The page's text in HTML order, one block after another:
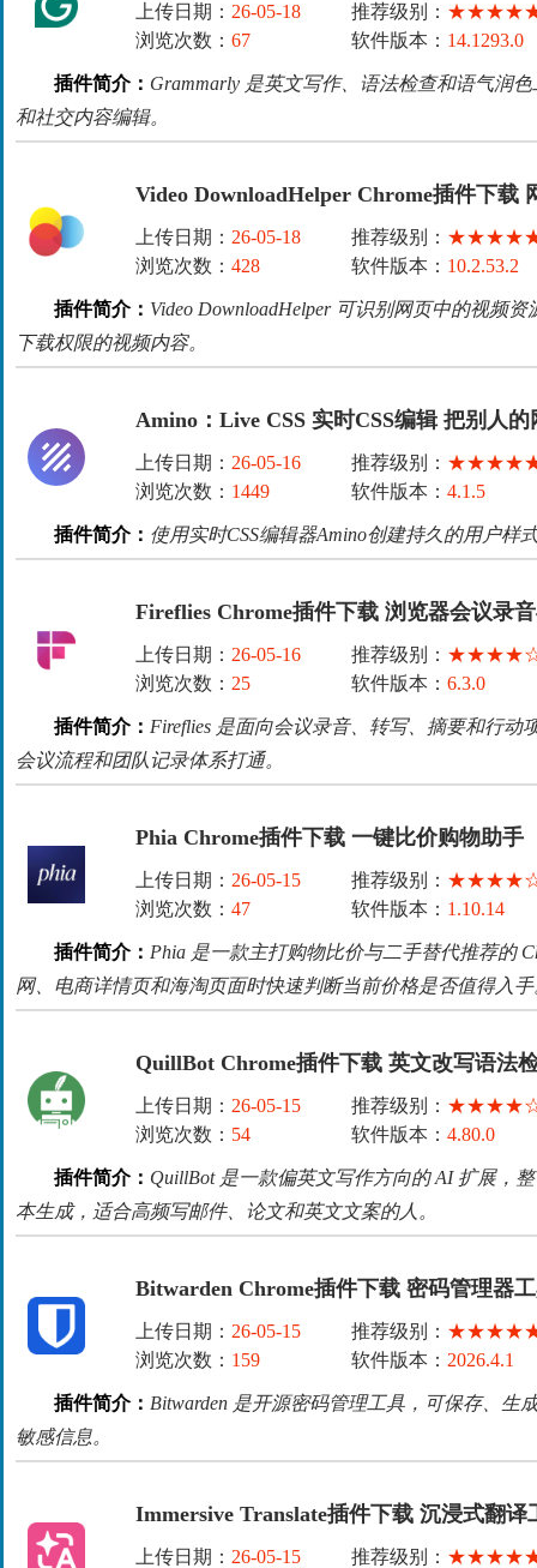
上传日期： 26-05-18 推荐级别：
浏览次数： 67 软件版本： 14.1293.0
插件简介： Grammarly 是英文写作、语法检查和语气润
和社交内容编辑。
Video DownloadHelper Chrome插件下载
上传日期： 26-05-18 推荐级别：
浏览次数： 428 软件版本： 10.2.53.2
插件简介： Video DownloadHelper 可识别网页中的视频
下载权限的视频内容。
Amino：Live CSS 实时CSS编辑 把别人
上传日期： 26-05-16 推荐级别：
浏览次数： 1449 软件版本： 4.1.5
插件简介： 使用实时CSS编辑器Amino创建持久的用户样
Fireflies Chrome插件下载 浏览器会议录
上传日期： 26-05-16 推荐级别：
浏览次数： 25 软件版本： 6.3.0
插件简介： Fireflies 是面向会议录音、转写、摘要和行动
会议流程和团队记录体系打通。
Phia Chrome插件下载 一键比价购物助手
上传日期： 26-05-15 推荐级别：
浏览次数： 47 软件版本： 1.10.14
插件简介： Phia 是一款主打购物比价与二手替代推荐的
网、电商详情页和海淘页面时快速判断当前价格是否值得入手
QuillBot Chrome插件下载 英文改写语法
上传日期： 26-05-15 推荐级别：
浏览次数： 54 软件版本： 4.80.0
插件简介： QuillBot 是一款偏英文写作方向的 AI 扩展，
本生成，适合高频写邮件、论文和英文文案的人。
Bitwarden Chrome插件下载 密码管理器
上传日期： 26-05-15 推荐级别：
浏览次数： 159 软件版本： 2026.4.1
插件简介： Bitwarden 是开源密码管理工具，可保存、生
敏感信息。
Immersive Translate插件下载 沉浸式翻译
上传日期： 26-05-15 推荐级别：